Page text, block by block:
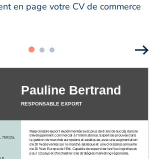
en page votre CV de commerce